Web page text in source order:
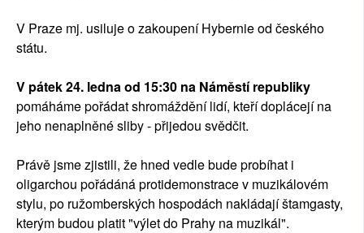
V Praze mj. usiluje o zakoupení Hybernie od českého
státu.
V pátek 24. ledna od 15:30 na Náměstí republiky
pomáháme pořádat shromáždění lidí, kteří doplácejí na
jeho nenaplněné sliby - přijedou svědčit.
Právě jsme zjistili, že hned vedle bude probíhat i
oligarchou pořádáná protidemonstrace v muzikálovém
stylu, po ružomberských hospodách nakládají štamgasty,
kterým budou platit "výlet do Prahy na muzikál".